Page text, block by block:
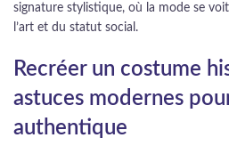
signature stylistique, où la mode se
l’art et du statut social.
Recréer un costume
astuces modernes
authentique